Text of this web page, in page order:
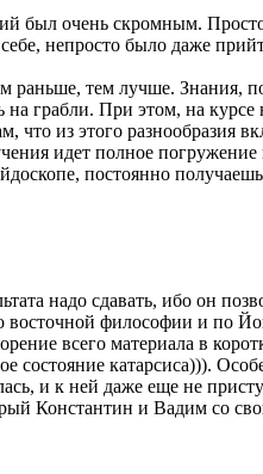
был очень скромным.
непросто было даже
раньше, тем лучше. Знания,
грабли. При этом, на
что из этого разнообразия
идет полное
постоянно
надо сдавать, ибо он
восточной философии и по
всего материала в
состояние катарсиса))).
и к ней даже еще не
Константин и Вадим со